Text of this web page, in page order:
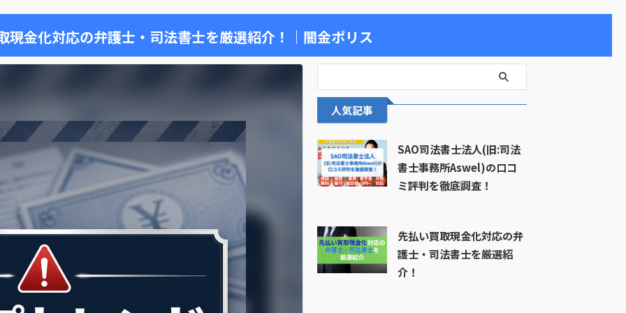
現金化対応の弁護士・司法書士を厳選紹介！｜闇金ポリス
人気記事
SAO司法書士法人(旧:司法
書士事務所Aswel)の口コ
ミ評判を徹底調査！
先払い買取現金化対応の弁
護士・司法書士を厳選紹
介！